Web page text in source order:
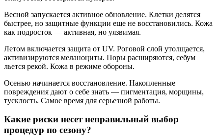
Весной запускается активное обновление. Клетки делятся
быстрее, но защитные функции еще не восстановились. Кожа
как подросток — активная, но уязвимая.
Летом включается защита от UV. Роговой слой утолщается,
активизируются меланоциты. Поры расширяются, себум
льется рекой. Кожа в режиме обороны.
Осенью начинается восстановление. Накопленные
повреждения дают о себе знать — пигментация, морщины,
тусклость. Самое время для серьезной работы.
Какие риски несет неправильный выбор
процедур по сезону?